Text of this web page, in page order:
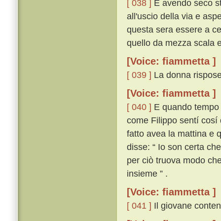
[ 038 ] E avendo seco
all'uscio della via e
questa sera essere a
quello da mezza scala
[Voice: fiammetta ]
[ 039 ] La donna
[Voice: fiammetta ]
[ 040 ] E quando
come Filippo sentí cosí
fatto avea la mattina e
disse: “ Io son certa
per ciò truova modo
insieme ” .
[Voice: fiammetta ]
[ 041 ] Il giovane